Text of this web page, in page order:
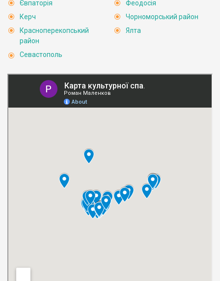
Євпаторія
Керч
Красноперекопський
район
Севастополь
Феодосія
Чорноморський район
Ялта